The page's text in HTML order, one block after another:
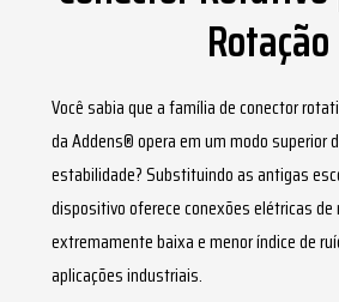
PARCEIROS
Rotação
Você sabia que a família deconector
da Addens® opera em um modo superior
estabilidade? Substituindo as antigas
dispositivo oferece conexões elétricas
extremamente baixa e menor índice de
aplicações industriais.